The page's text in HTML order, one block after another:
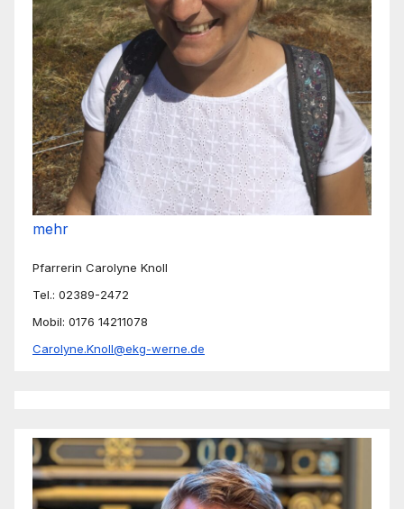
mehr
Pfarrerin Carolyne Knoll
Tel.: 02389-2472
Mobil: 0176 14211078
Carolyne.Knoll@ekg-werne.de